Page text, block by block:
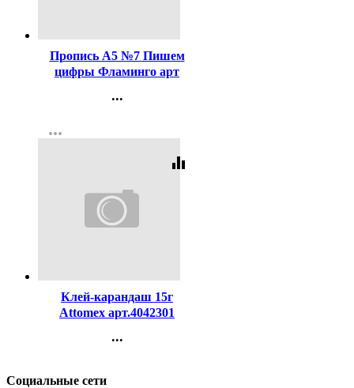
Пропись А5 №7 Пишем
цифры Фламинго арт
...
Регистрация
more_horiz
equalizer
Клей-карандаш 15г
Attomex арт.4042301
...
Регистрация
Социальные сети